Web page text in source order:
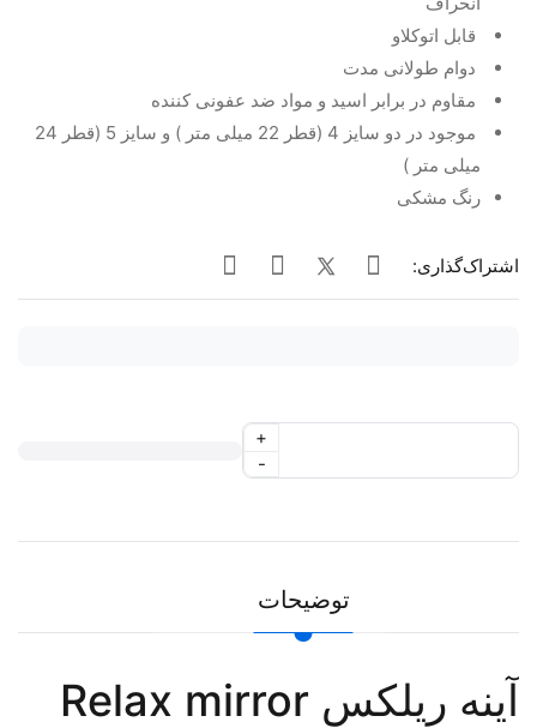
قابل اتوکلاو
دوام طولانی مدت
مقاوم در برابر اسید و مواد ضد عفونی کننده
موجود در دو سایز 4 (قطر 22 میلی متر ) و سایز 5 (قطر 24
میلی متر )
رنگ مشکی
اشتراک‌گذاری:
-
+
توضیحات
آینه ریلکس Relax mirror